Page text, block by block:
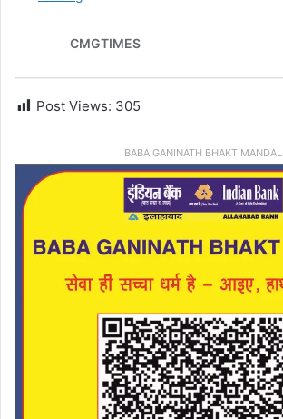
Post Views: 305
BABA GANINATH BHAKT MANDAL